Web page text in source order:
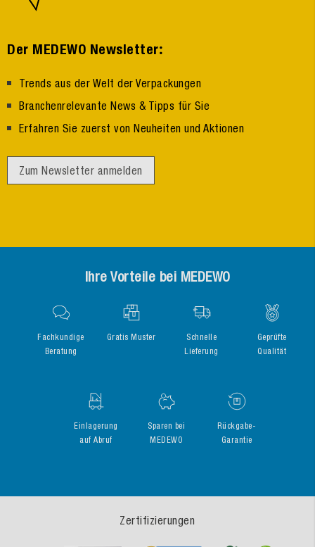
Der MEDEWO Newsletter:
Trends aus der Welt der Verpackungen
Branchenrelevante News & Tipps für Sie
Erfahren Sie zuerst von Neuheiten und Aktionen
Zum Newsletter anmelden
Ihre Vorteile bei MEDEWO
Fachkundige
Beratung
Gratis Muster
Schnelle
Lieferung
Geprüfte
Qualität
Einlagerung
auf Abruf
Sparen bei
MEDEWO
Rückgabe-
Garantie
Zertifizierungen